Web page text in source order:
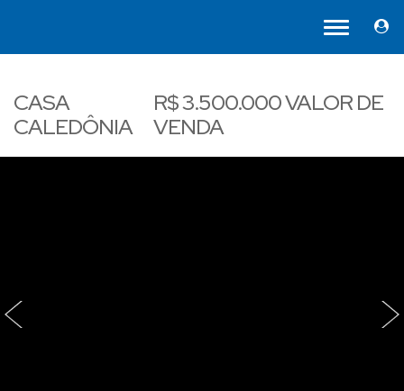
CASA
CALEDÔNIA
R$3.500.000VALOR DE
VENDA
‹ ›